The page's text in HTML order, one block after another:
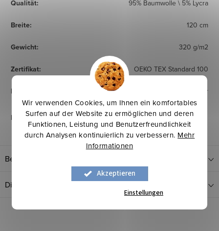
Wir verwenden Cookies, um Ihnen ein komfortables
Surfen auf der Website zu ermöglichen und deren
Funktionen, Leistung und Benutzerfreundlichkeit
durch Analysen kontinuierlich zu verbessern. Mehr
Informationen
Akzeptieren
Einstellungen
Qualität: 95% Baumwolle \ 5% Lycra
Breite: 120 cm
Gewicht: 320 g/m2
Zertifikat: OEKO TEX Standard 100
Herkunftsland Europäischer Hersteller
Pflegehinweise
Bewertung
Diskussion